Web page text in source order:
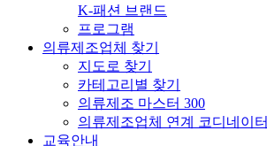
K-패션 브랜드
프로그램
의류제조업체 찾기
지도로 찾기
카테고리별 찾기
의류제조 마스터 300
의류제조업체 연계 코디네이터
교육안내